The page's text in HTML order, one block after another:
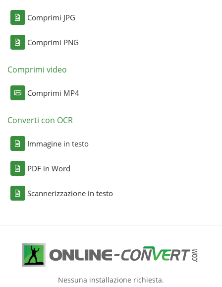
Comprimi JPG
Comprimi PNG
Comprimi video
Comprimi MP4
Converti con OCR
Immagine in testo
PDF in Word
Scannerizzazione in testo
Nessuna installazione richiesta.